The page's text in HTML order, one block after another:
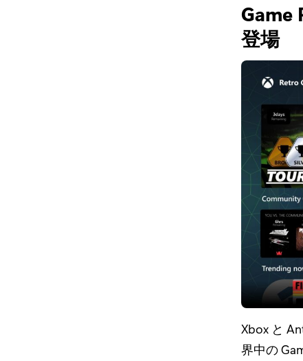
Game
登場
Xbox と
界中の